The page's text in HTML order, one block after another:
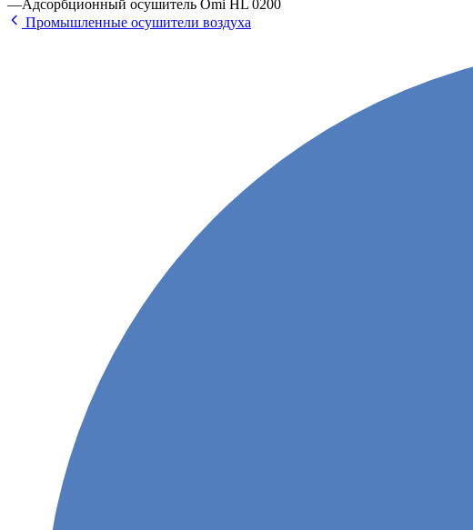
—Адсорбционный осушитель Omi HL 0200
Промышленные осушители воздуха